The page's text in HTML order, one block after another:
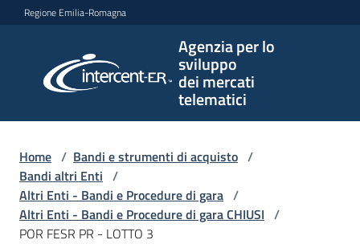
Vai al contenuto
Vai alla navigazione
Vai al footer
Regione Emilia-Romagna
Agenzia per lo
sviluppo
dei mercati
telematici
per lo
sviluppo
telematici
L'Agenzia
Home / Bandi e strumenti di acquisto /
Bandi altri Enti /
Altri Enti - Bandi e Procedure di gara /
Altri Enti - Bandi e Procedure di gara CHIUSI /
POR FESR PR - LOTTO 3